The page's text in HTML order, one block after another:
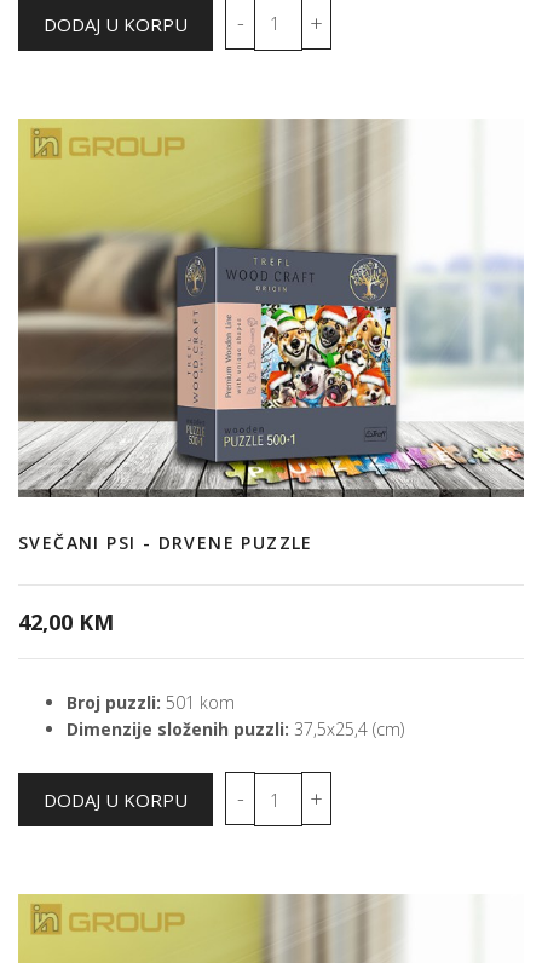
SVEČANI PSI - DRVENE PUZZLE
42,00 KM
Broj puzzli: 501 kom
Dimenzije složenih puzzli: 37,5x25,4 (cm)